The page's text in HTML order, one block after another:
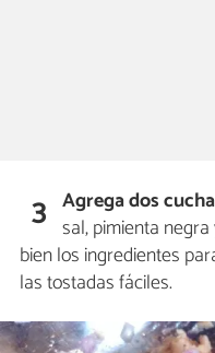
3 Agrega dos
sal, pimienta negra
bien los ingredientes
las tostadas fáciles.